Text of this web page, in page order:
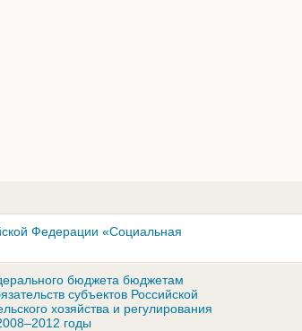
Федерации «Социальная
бюджета бюджетам
субъектов Российской
хозяйства и регулирования
годы